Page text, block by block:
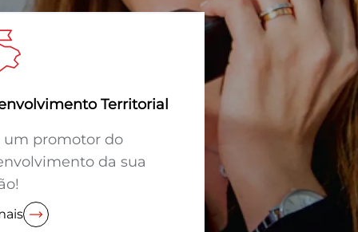
Territorial
um promotor do
da sua